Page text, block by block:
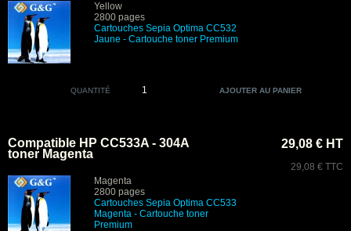
Yellow
2800 pages
Cartouches Sepia Optima CC532
Jaune - Cartouche toner Premium
QUANTITÉ
Compatible HP CC533A - 304A
toner Magenta
Magenta
2800 pages
Cartouches Sepia Optima CC533
Magenta - Cartouche toner
Premium
29,08 € HT
29,08 € TTC